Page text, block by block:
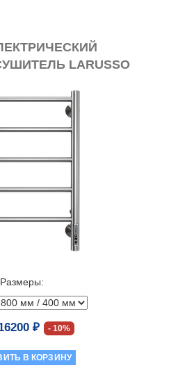
LARUSSO
Размеры:
₽ 10%
В КОРЗИНУ